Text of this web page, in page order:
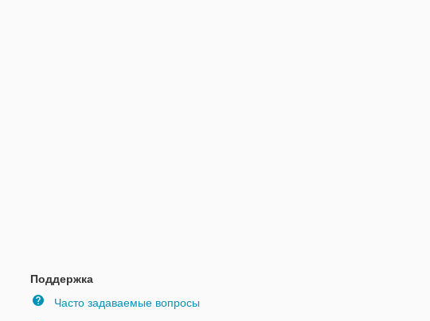
Поддержка
Часто задаваемые вопросы